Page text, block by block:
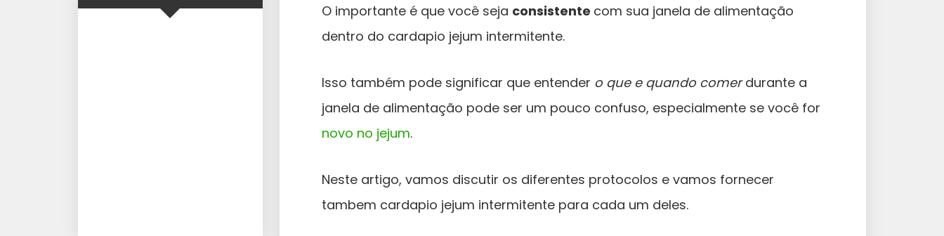
O importante é que você seja consistente com sua janela de alimentação
dentro do cardapio jejum intermitente.
Isso também pode significar que entender o que e quando comerdurante a
janela de alimentação pode ser um pouco confuso, especialmente se você for
novo no jejum.
Neste artigo, vamos discutir os diferentes protocolos e vamos fornecer
tambem cardapio jejum intermitente para cada um deles.